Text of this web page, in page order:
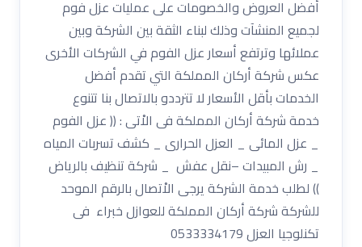
أفضل العروض والخصومات على عمليات عزل فوم
لجميع المنشآت وذلك لبناء الثقة بين الشركة وبين
عملائها وترتفع أسعار عزل الفوم في الشركات الأخرى
عكس شركة أركان المملكة التي تقدم أفضل
الخدمات بأقل الأسعار لا تترددو بالاتصال بنا تتنوع
خدمة شركة أركان المملكة فى الاْتى : (( عزل الفوم
_ عزل المائى _ العزل الحرارى _ كشف تسربات المياه
_ رش المبيدات –نقل عفش _ شركة تنظيف بالرياض
)) لطلب خدمة الشركة يرجى الاْتصال بالرقم الموحد
للشركة شركة أركان المملكة للعوازل خبراء فى
تكنلوجيا العزل 0533334179